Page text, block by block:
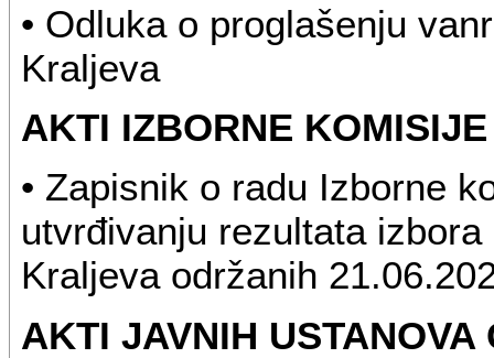
• Odluka o proglašenju
Kraljeva
AKTI IZBORNE
• Zapisnik o radu Izborne
utvrđivanju rezultata
Kraljeva održanih
AKTI JAVNIH